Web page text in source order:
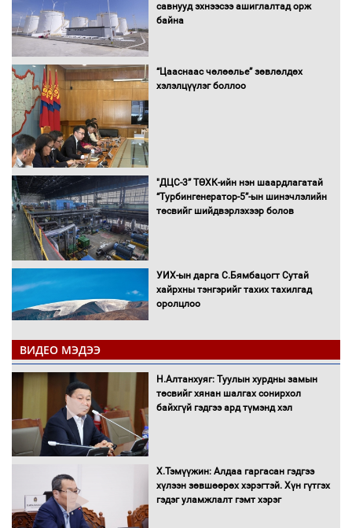
савнууд эхнээсээ ашиглалтад орж
байна
“Цааснаас чөлөөлье” зөвлөлдөх
хэлэлцүүлэг боллоо
"ДЦС-3” ТӨХК-ийн нэн шаардлагатай
“Турбингенератор-5”-ын шинэчлэлийн
төсвийг шийдвэрлэхээр болов
УИХ-ын дарга С.Бямбацогт Сутай
хайрхны тэнгэрийг тахих тахилгад
оролцлоо
С.Амарсайхан: Иргэдийг хохироосон
ААН-ийн нуугтмал хөрөнгийг
битүүмжлэнэ
Н.Номтойбаяр: Аймгуудад тулгамдаж
буй асуудлуудыг Засгийн газрын
хуралдаанд танилцуулж,
ВИДЕО МЭДЭЭ
Н.Алтанхуяг: Туулын хурдны замын
төсвийг хянан шалгах сонирхол
байхгүй гэдгээ ард түмэнд хэл
Х.Тэмүүжин: Алдаа гаргасан гэдгээ
хүлээн зөвшөөрөх хэрэгтэй. Хүн гүтгэх
гэдэг уламжлалт гэмт хэрэг